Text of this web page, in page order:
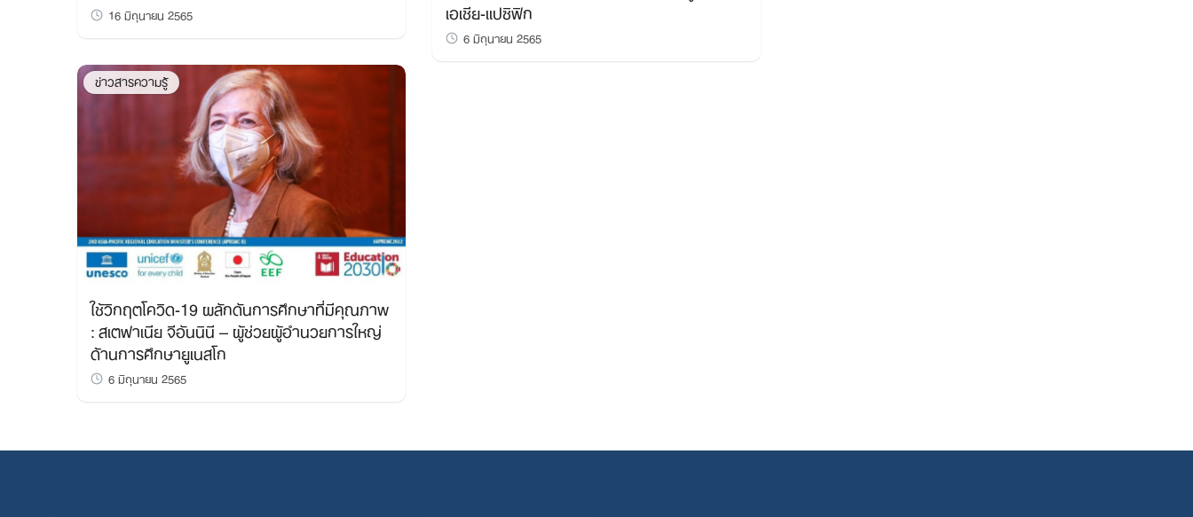
16 มิถุนายน 2565
ข่าวสารความรู้
ใช้วิกฤตโควิด-19 ผลักดันการศึกษาที่มีคุณภาพ
: สเตฟาเนีย จีอันนินี – ผู้ช่วยผู้อำนวยการใหญ่
ด้านการศึกษายูเนสโก
6 มิถุนายน 2565
เอเชีย-แปซิฟิก
6 มิถุนายน 2565